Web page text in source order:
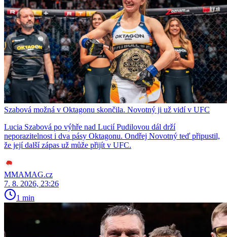
Szabová možná v Oktagonu skončila. Novotný ji už vidí v UFC
Lucia Szabová po výhře nad Lucií Pudilovou dál drží
neporazitelnost i dva pásy Oktagonu. Ondřej Novotný teď připustil,
že její další zápas už může přijít v UFC.
MMAMAG.cz
7. 8. 2026, 23:26
1 min